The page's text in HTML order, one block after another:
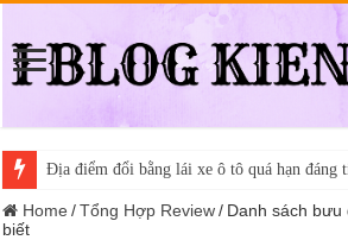
Địa điểm đổi bằng lái xe ô tô quá hạn đáng
Trung tâm nào học thi giấy phép lái xe
Home / Tổng Hợp Review / Danh sách bưu
biết